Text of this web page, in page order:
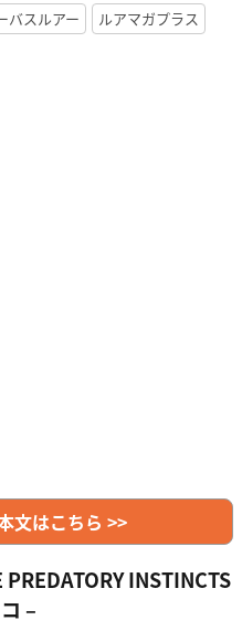
バスルアー
ルアマガプラス
文はこちら >>
INSTINCTS
–